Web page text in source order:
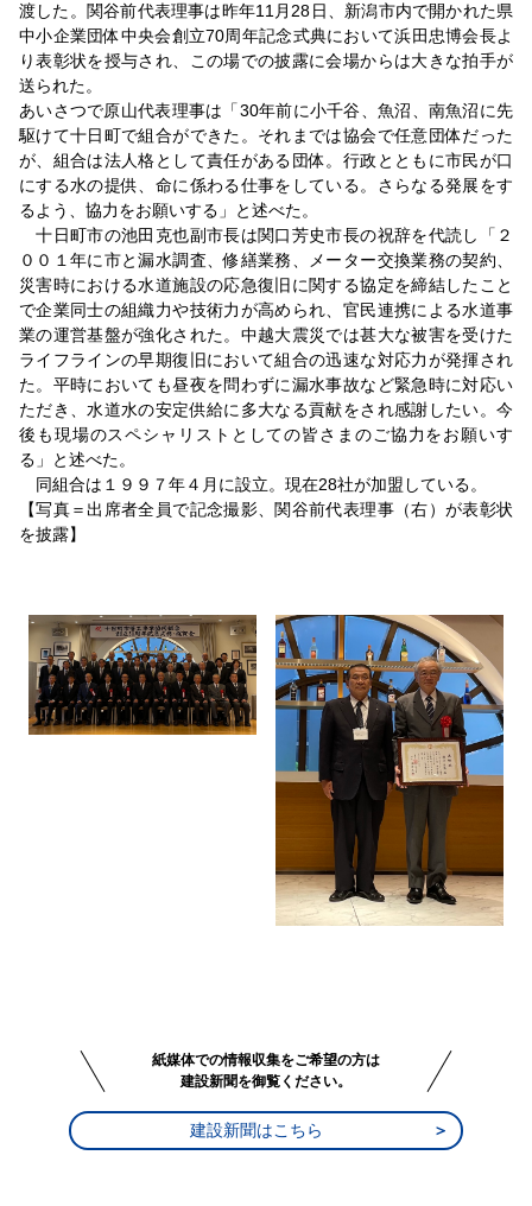
渡した。関谷前代表理事は昨年11月28日、新潟市内で開かれた県
中小企業団体中央会創立70周年記念式典において浜田忠博会長よ
り表彰状を授与され、この場での披露に会場からは大きな拍手が
送られた。
あいさつで原山代表理事は「30年前に小千谷、魚沼、南魚沼に先
駆けて十日町で組合ができた。それまでは協会で任意団体だった
が、組合は法人格として責任がある団体。行政とともに市民が口
にする水の提供、命に係わる仕事をしている。さらなる発展をす
るよう、協力をお願いする」と述べた。
十日町市の池田克也副市長は関口芳史市長の祝辞を代読し「２
００１年に市と漏水調査、修繕業務、メーター交換業務の契約、
災害時における水道施設の応急復旧に関する協定を締結したこと
で企業同士の組織力や技術力が高められ、官民連携による水道事
業の運営基盤が強化された。中越大震災では甚大な被害を受けた
ライフラインの早期復旧において組合の迅速な対応力が発揮され
た。平時においても昼夜を問わずに漏水事故など緊急時に対応い
ただき、水道水の安定供給に多大なる貢献をされ感謝したい。今
後も現場のスペシャリストとしての皆さまのご協力をお願いす
る」と述べた。
同組合は１９９７年４月に設立。現在28社が加盟している。
【写真＝出席者全員で記念撮影、関谷前代表理事（右）が表彰状
を披露】
紙媒体での情報収集をご希望の方は
建設新聞を御覧ください。
建設新聞はこちら